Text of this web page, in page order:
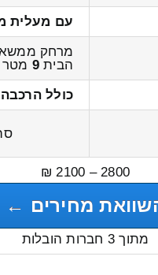
עם מעלית
מרחק
הבית9 מטר
כולל
2800 – 2100 ₪
מחירים ←
מתוך 3 חברות הובלות